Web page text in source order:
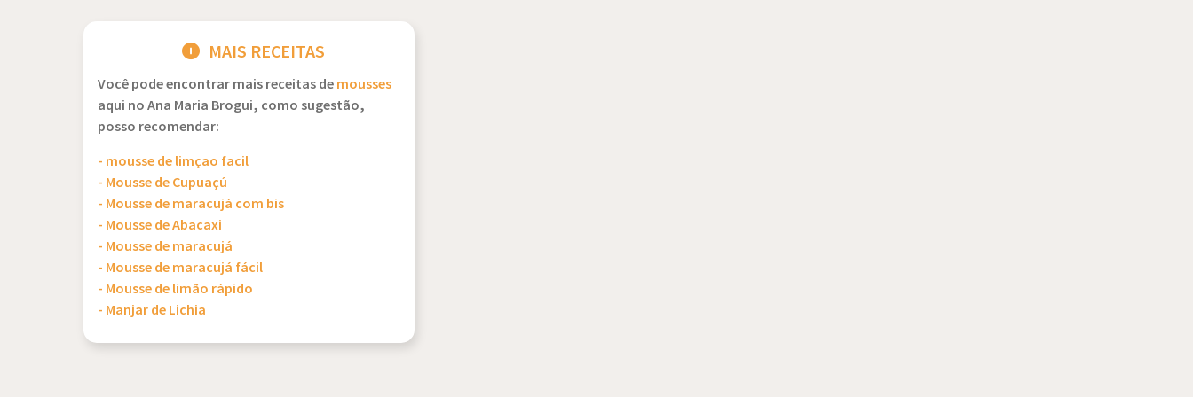
MAIS RECEITAS
Você pode encontrar mais receitas demousses
aqui no Ana Maria Brogui, como sugestão,
posso recomendar:
- mousse de limçao facil
- Mousse de Cupuaçú
- Mousse de maracujá com bis
- Mousse de Abacaxi
- Mousse de maracujá
- Mousse de maracujá fácil
- Mousse de limão rápido
- Manjar de Lichia